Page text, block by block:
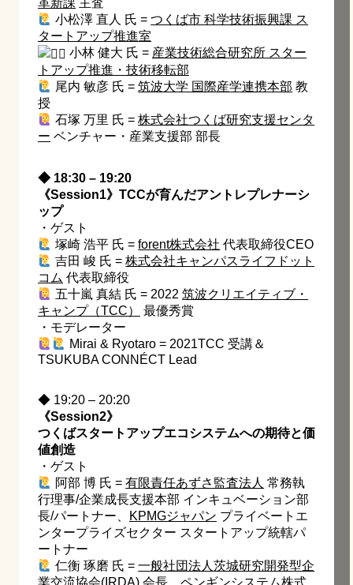
革新課 主査
小松澤 直人 氏 =つくば市 科学技術振興課 ス
タートアップ推進室
小林 健大 氏 = 産業技術総合研究所 スター
トアップ推進・技術移転部
尾内 敏彦 氏 =筑波大学 国際産学連携本部 教
授
石塚 万里 氏 =株式会社つくば研究支援センタ
ー ベンチャー・産業支援部 部長
◆ 18:30 – 19:20
《Session1》TCCが育んだアントレプレナーシ
ップ
・ゲスト
塚崎 浩平 氏 =forent株式会社 代表取締役CEO
吉田 峻 氏 =株式会社キャンパスライフドット
コム 代表取締役
五十嵐 真結 氏 = 2022筑波クリエイティブ・
キャンプ（TCC）
最優秀賞
・モデレーター
Mirai & Ryotaro = 2021TCC 受講＆
TSUKUBA CONNÉCT Lead
◆ 19:20 – 20:20
《Session2》
つくばスタートアップエコシステムへの期待と価
値創造
・ゲスト
阿部 博 氏 =有限責任あずさ監査法人 常務執
行理事/企業成長支援本部 インキュベーション部
長/パートナー、
KPMGジャパン プライベートエ
ンタープライズセクター スタートアップ統轄パ
ートナー
仁衡 琢磨 氏 =一般社団法人茨城研究開発型企